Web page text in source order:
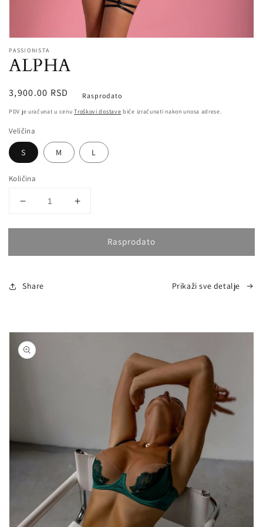
media
in
PASSIONISTA
ALPHA
Redovna
cena
3,900.00 RSD Rasprodato
PDV je uračunat u cenuTroškovi dostave biće izračunati nakon unosa adrese.
Veličina
S M L
Količina
Smanji
za
Povećaj
za
ALPHARasprodato
Share Prikaži sve detalje
informacije
o
proizvodu